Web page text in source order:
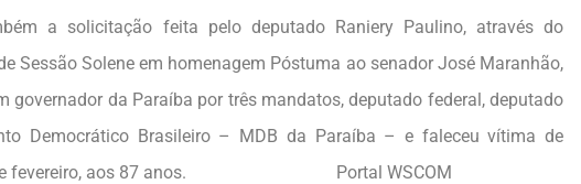
a solicitação feita pelo deputado Raniery Paulino, através do
Sessão Solene em homenagem Póstuma ao senador José Maranhão,
governador da Paraíba por três mandatos, deputado federal, deputado
Democrático Brasileiro – MDB da Paraíba – e faleceu vítima de
8 de fevereiro, aos 87 anos. Portal WSCOM